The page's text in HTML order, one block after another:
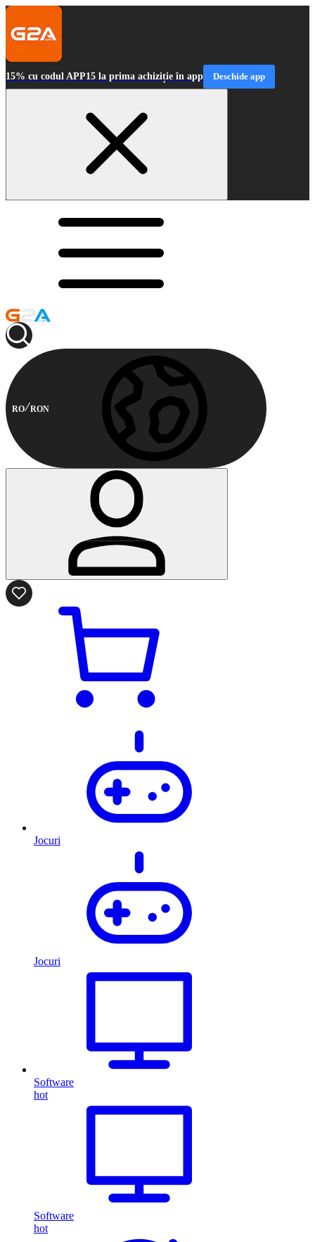
15% cu codul APP15 la prima achiziție în app Deschide app
RO RON
Jocuri
Jocuri
Software
hot
Software
hot